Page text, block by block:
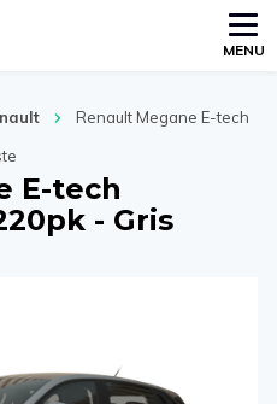
MENU
Renault Megane E-tech
E-tech
- Gris